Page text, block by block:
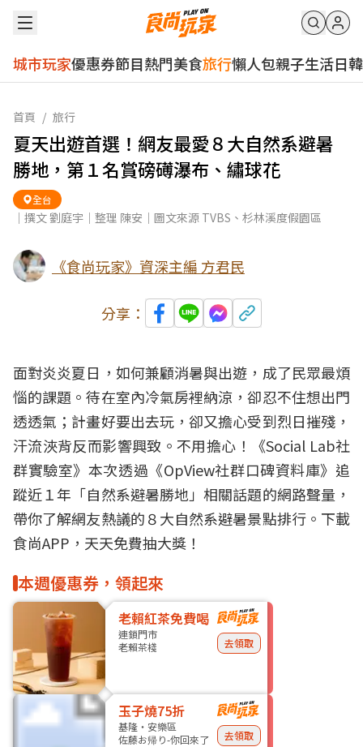
城市玩家優惠券節目熱門美食旅行懶人包親子生活日韓
首頁 / 旅行
夏天出遊首選！網友最愛８大自然系避暑
勝地，第１名賞磅礡瀑布、繡球花
全台
｜撰文 劉庭宇｜整理 陳安｜圖文來源 TVBS、杉林溪度假園區
《食尚玩家》資深主編 方君民
分享：
面對炎炎夏日，如何兼顧消暑與出遊，成了民眾最煩
惱的課題。待在室內冷氣房裡納涼，卻忍不住想出門
透透氣；計畫好要出去玩，卻又擔心受到烈日摧殘，
汗流浹背反而影響興致。不用擔心！《Social Lab社
群實驗室》本次透過《OpView社群口碑資料庫》追
蹤近１年「自然系避暑勝地」相關話題的網路聲量，
帶你了解網友熱議的８大自然系避暑景點排行。 下載
食尚APP，天天免費抽大獎！
本週優惠券，領起來
老賴紅茶免費喝
連鎖門市
老賴茶棧
去領取
玉子燒75折
基隆・安樂區
佐藤お帰り-你回來了
去領取